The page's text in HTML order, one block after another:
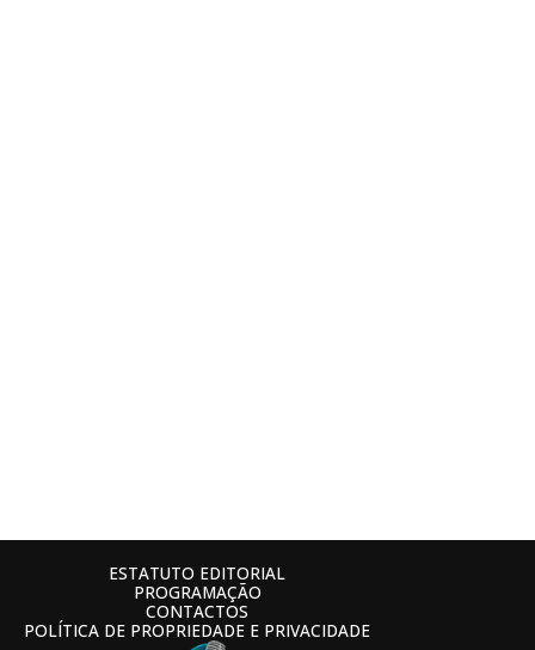
ESTATUTO EDITORIAL
PROGRAMAÇÃO
CONTACTOS
POLÍTICA DE PROPRIEDADE E PRIVACIDADE